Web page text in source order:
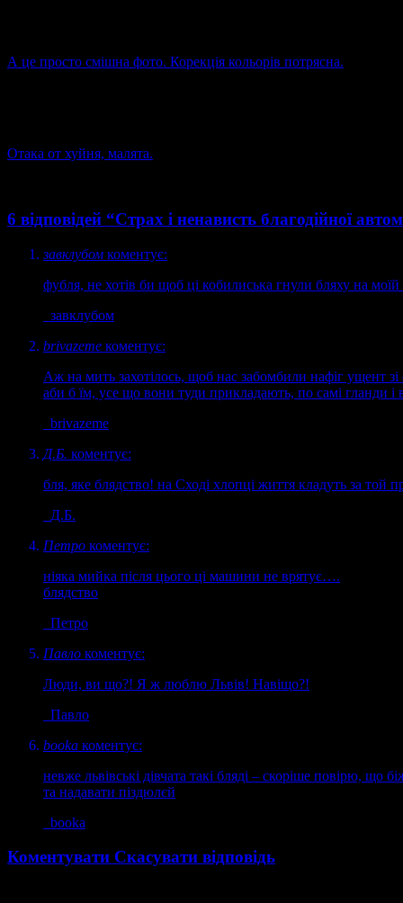
А це просто смішна фото. Корекція кольорів потрясна.
Отака от хуйня, малята.
6 відповідей “Страх і ненависть благодійної
завклубом коментує:
фубля, не хотів би щоб ці кобилиська гнули бляху на
завклубом
brivazeme коментує:
Аж на мить захотілось, щоб нас забомбили нафіг ущент
аби б їм, усе що вони туди прикладають, по самі гланди і
brivazeme
Д.Б. коментує:
бля, яке блядство! на Сході хлопці життя кладуть за той
Д.Б.
Петро коментує:
ніяка мийка після цього ці машини не врятує….
блядство
Петро
Павло коментує:
Люди, ви що?! Я ж люблю Львів! Навіщо?!
Павло
booka коментує:
невже львівські дівчата такі бляді – скоріше повірю,
та надавати піздюлєй
booka
Коментувати Скасувати відповідь